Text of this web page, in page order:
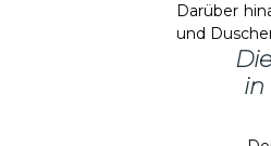
Darüber
und
in